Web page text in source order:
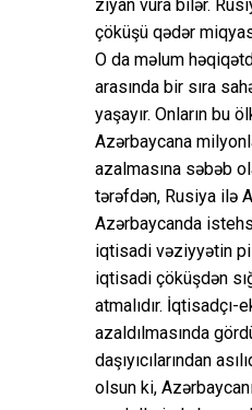
ziyan vura bilər.
çöküşü qədər
O da məlum
arasında bir sıra
yaşayır. Onların bu
Azərbaycana
azalmasına səbəb
tərəfdən, Rusiya ilə
Azərbaycanda
iqtisadi vəziyyətin
iqtisadi çöküşdən
atmalıdır. İqtisadçı-
azaldılmasında
daşıyıcılarından
olsun ki,